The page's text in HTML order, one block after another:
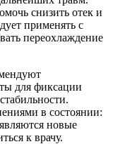
снизить отек и
применять с
переохлаждение
для фиксации
в состоянии:
новые
к врачу.